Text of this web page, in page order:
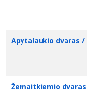
Apytalaukio dvaras /
Žemaitkiemio